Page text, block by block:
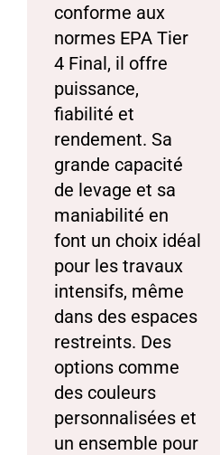
conforme aux
normes EPA Tier
4 Final, il offre
puissance,
fiabilité et
rendement. Sa
grande capacité
de levage et sa
maniabilité en
font un choix idéal
pour les travaux
intensifs, même
dans des espaces
restreints. Des
options comme
des couleurs
personnalisées et
un ensemble pour